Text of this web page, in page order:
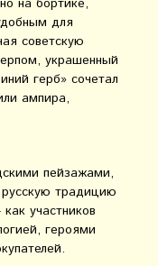
для
советскую
украшенный
герб» сочетал
ампира,
пейзажами,
традицию
участников
героями